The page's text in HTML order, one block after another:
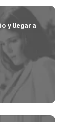
y llegar a